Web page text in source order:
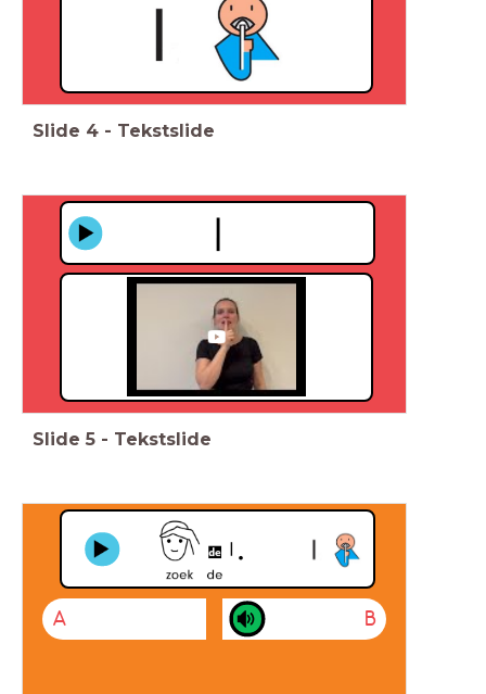
Slide 4 - Tekstslide
Slide 5 - Tekstslide
A B